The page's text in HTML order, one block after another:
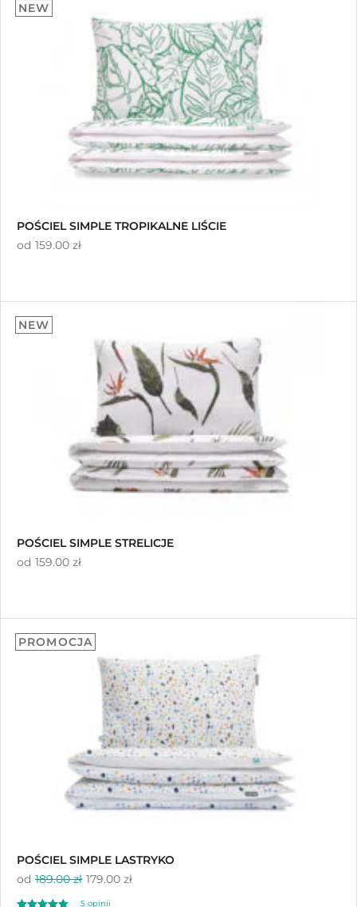
NEW
POŚCIEL SIMPLE TROPIKALNE LIŚCIE
od 159.00 zł
NEW
POŚCIEL SIMPLE STRELICJE
od 159.00 zł
PROMOCJA
POŚCIEL SIMPLE LASTRYKO
od
179.00 zł
189.00 zł
5 opinii